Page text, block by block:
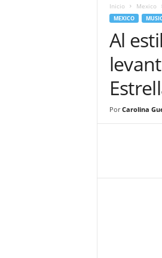
Inicio Mexico
MEXICO
Al
Por Carolina